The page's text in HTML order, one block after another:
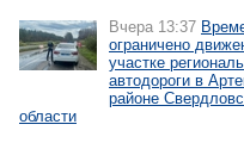
Вчера 13:37
ограничено
участке
автодороги в
районе
области